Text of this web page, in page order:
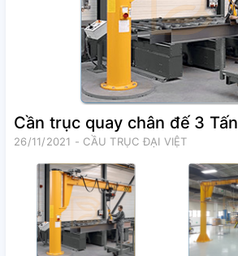
Cần trục quay chân đế 3 Tấn
26/11/2021 - CẦU TRỤC ĐẠI VIỆT